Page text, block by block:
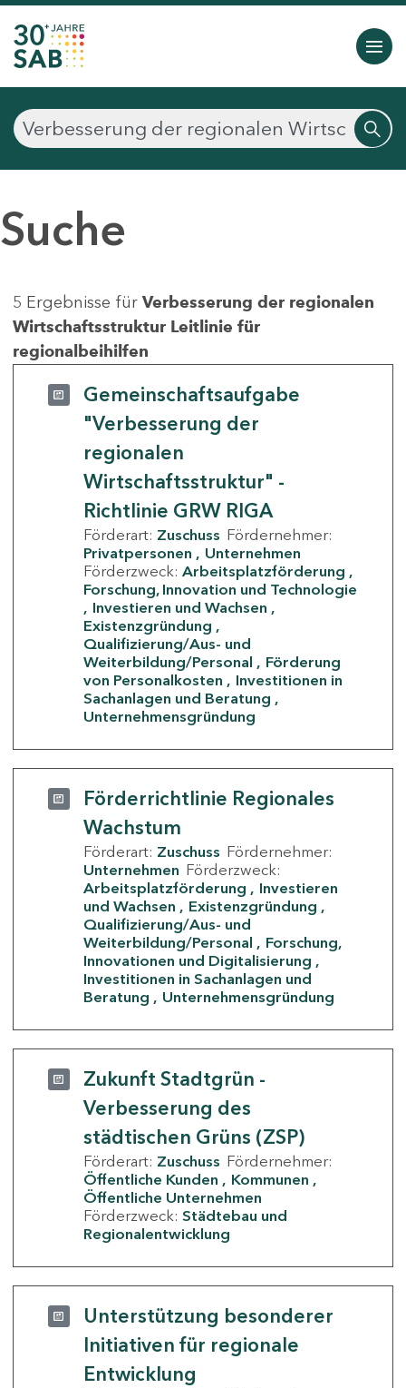
Suche
5 Ergebnisse für Verbesserung der regionalen
Wirtschaftsstruktur Leitlinie für
regionalbeihilfen
Gemeinschaftsaufgabe
"Verbesserung der
regionalen
Wirtschaftsstruktur" -
Richtlinie GRW RIGA
Förderart: Zuschuss Fördernehmer:
Privatpersonen
Unternehmen
Förderzweck: Arbeitsplatzförderung
Forschung, Innovation und Technologie
Investieren und Wachsen
Existenzgründung
Qualifizierung/Aus- und
Weiterbildung/Personal
Förderung
von Personalkosten
Investitionen in
Sachanlagen und Beratung
Unternehmensgründung
Förderrichtlinie Regionales
Wachstum
Förderart: Zuschuss Fördernehmer:
Unternehmen Förderzweck:
Arbeitsplatzförderung
Investieren
und Wachsen
Existenzgründung
Qualifizierung/Aus- und
Weiterbildung/Personal
Forschung,
Innovationen und Digitalisierung
Investitionen in Sachanlagen und
Beratung
Unternehmensgründung
Zukunft Stadtgrün -
Verbesserung des
städtischen Grüns (ZSP)
Förderart: Zuschuss Fördernehmer:
Öffentliche Kunden
Kommunen
Öffentliche Unternehmen
Förderzweck: Städtebau und
Regionalentwicklung
Unterstützung besonderer
Initiativen für regionale
Entwicklung